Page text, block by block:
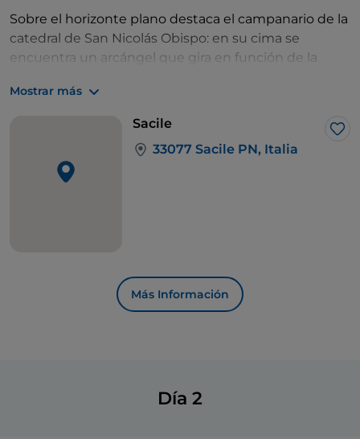
Sobre el horizonte plano destaca el campanario de la
catedral de San Nicolás Obispo: en su cima se
encuentra un arcángel que gira en función de la
iglesias del Friuli. Se trata de otro signo histórico de
Venecia, donde la sagrada figura femenina de la
propiedad privada de la ciudad dominante. Sobre los
campanarios de la tierra firme se prefería colocar
Brandolini d'Adda Varda. La villa fue adquirida en
1780 por la familia patricia veneciana de los
acogedor. Es una propiedad privada, por lo que es
Mostrar más
Sacile
Me
33077 Sacile PN, Italia
Más Información
Día 2